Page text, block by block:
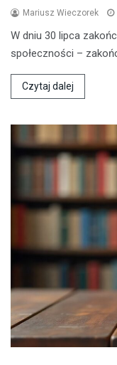
Mariusz Wieczorek
W dniu 30 lipca
społeczności –
Czytaj dalej